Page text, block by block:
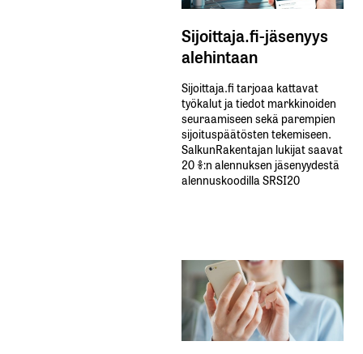
Sijoittaja.fi-jäsenyys
alehintaan
Sijoittaja.fi tarjoaa kattavat
työkalut ja tiedot markkinoiden
seuraamiseen sekä parempien
sijoituspäätösten tekemiseen.
SalkunRakentajan lukijat saavat
20 %:n alennuksen jäsenyydestä
alennuskoodilla SRSI20